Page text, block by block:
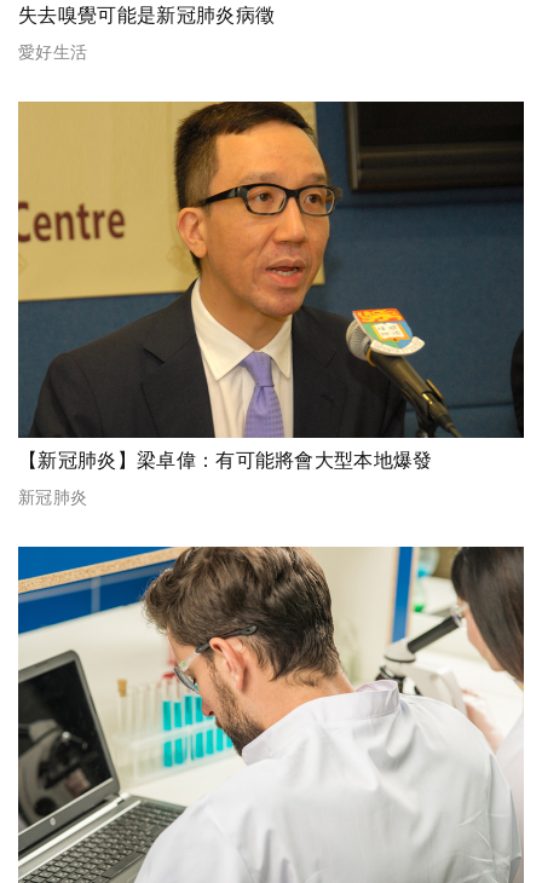
失去嗅覺可能是新冠肺炎病徵
愛好生活
【新冠肺炎】梁卓偉：有可能將會大型本地爆發
新冠肺炎